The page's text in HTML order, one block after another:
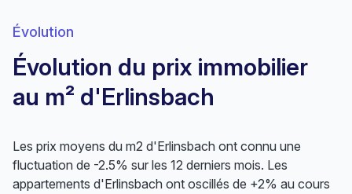
Évolution
Évolution du prix immobilier
au m² d'Erlinsbach
Les prix moyens du m2 d'Erlinsbach ont connu une
fluctuation de -2.5% sur les 12 derniers mois. Les
appartements d'Erlinsbach ont oscillés de +2% au cours